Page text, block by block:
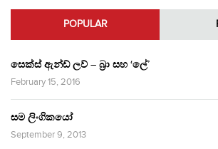
POPULAR
සෙක්ස් ඇන්ඩ් ලව් – බ්‍රා සහ ‘ලේ’
February 15, 2016
සම ලිංගිකයෝ
September 9, 2013